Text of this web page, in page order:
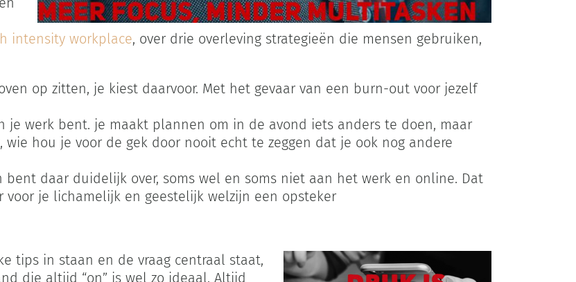
intensity workplace, over drie overleving strategieën die mensen gebruiken,
op zitten, je kiest daarvoor. Met het gevaar van een burn-out voor jezelf
je werk bent. je maakt plannen om in de avond iets anders te doen, maar
hou je voor de gek door nooit echt te zeggen dat je ook nog andere
bent daar duidelijk over, soms wel en soms niet aan het werk en online. Dat
voor je lichamelijk en geestelijk welzijn een opsteker
tips in staan en de vraag centraal staat,
die altijd “on” is wel zo ideaal. Altijd